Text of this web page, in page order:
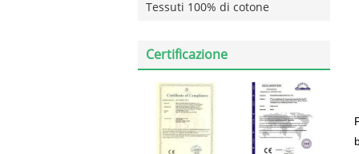
Tessuti 100% di cotone
Certificazione